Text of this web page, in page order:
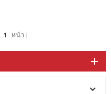
1 หน้า